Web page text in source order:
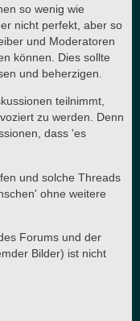
so wenig wie
nicht perfekt, aber so
und Moderatoren
können. Dies sollte
und beherzigen.
teilnimmt,
zu werden. Denn
dass 'es
und solche Threads
ohne weitere
Forums und der
Bilder) ist nicht